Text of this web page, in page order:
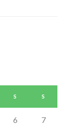
S S
6 7